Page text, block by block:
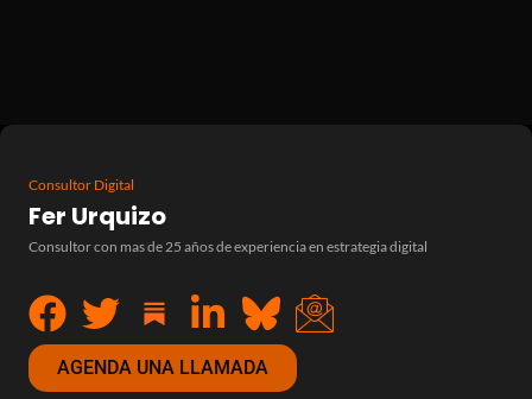
Consultor Digital
Fer Urquizo
Consultor con mas de 25 años de experiencia en estrategia digital
AGENDA UNA LLAMADA